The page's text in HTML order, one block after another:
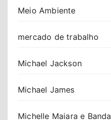
Meio Ambiente
mercado de trabalho
Michael Jackson
Michael James
Michelle Maiara e Banda